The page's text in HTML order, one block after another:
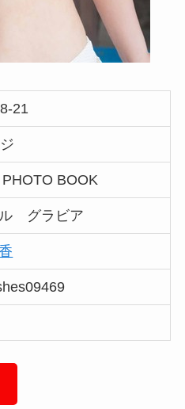
21
PHOTO BOOK
ル グラビア